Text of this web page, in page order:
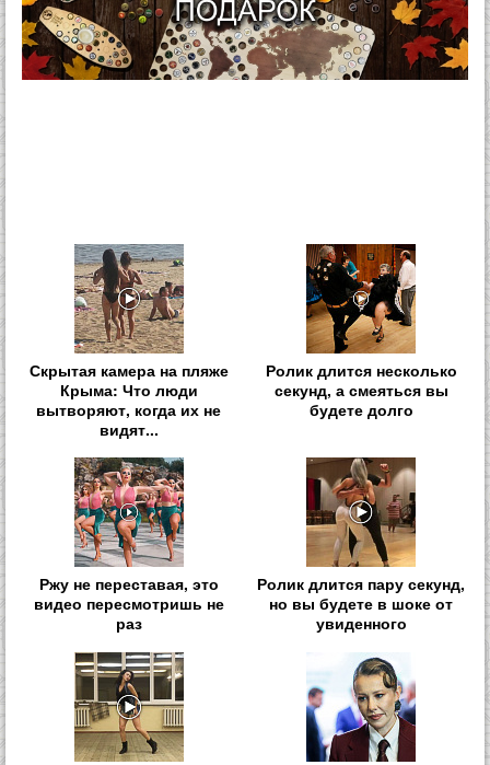
Скрытая камера на пляже
Крыма: Что люди
вытворяют, когда их не
видят...
Ролик длится несколько
секунд, а смеяться вы
будете долго
Ржу не переставая, это
видео пересмотришь не
раз
Ролик длится пару секунд,
но вы будете в шоке от
увиденного